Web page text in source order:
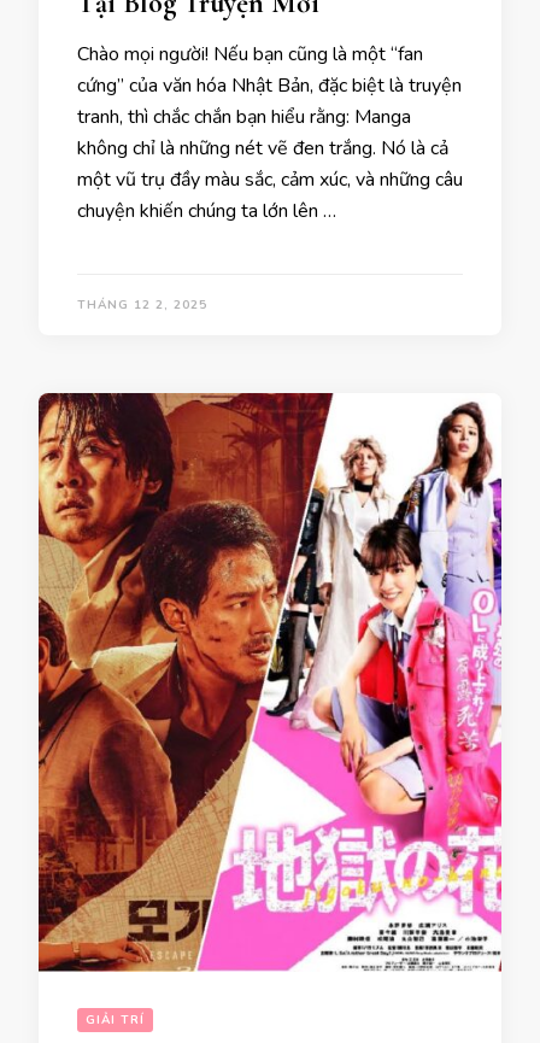
Chào mọi người! Nếu bạn cũng là một “fan
cứng” của văn hóa Nhật Bản, đặc biệt là truyện
tranh, thì chắc chắn bạn hiểu rằng: Manga
không chỉ là những nét vẽ đen trắng. Nó là cả
một vũ trụ đầy màu sắc, cảm xúc, và những câu
chuyện khiến chúng ta lớn lên …
THÁNG 12 2, 2025
GIẢI TRÍ